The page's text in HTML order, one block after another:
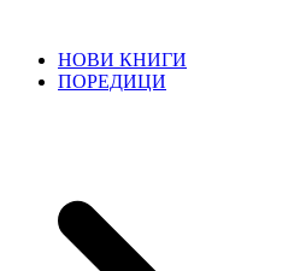
НОВИ КНИГИ
ПОРЕДИЦИ